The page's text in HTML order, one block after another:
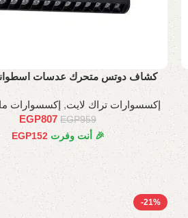
كشاف دوتس متحرك عدسات اسطواني 35
إكسسوارات تراك لايت, إكسسوارات
EGP959
EGP807
🎉 أنت وفرت EGP152
-21%